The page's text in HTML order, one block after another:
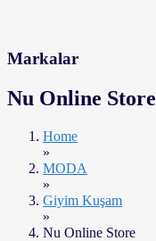
Markalar
Nu Online Store
Home
»
MODA
»
Giyim Kuşam
»
Nu Online Store